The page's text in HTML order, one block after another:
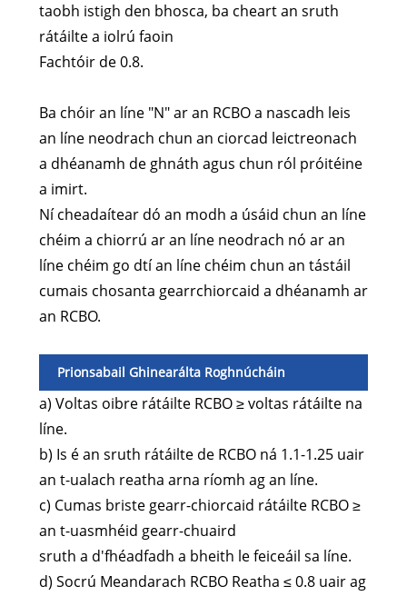
taobh istigh den bhosca, ba cheart an sruth
rátáilte a iolrú faoin
Fachtóir de 0.8.
Ba chóir an líne "N" ar an RCBO a nascadh leis
an líne neodrach chun an ciorcad leictreonach
a dhéanamh de ghnáth agus chun ról próitéine
a imirt.
Ní cheadaítear dó an modh a úsáid chun an líne
chéim a chiorrú ar an líne neodrach nó ar an
líne chéim go dtí an líne chéim chun an tástáil
cumais chosanta gearrchiorcaid a dhéanamh ar
an RCBO.
Prionsabail Ghinearálta Roghnúcháin
a) Voltas oibre rátáilte RCBO ≥ voltas rátáilte na
líne.
b) Is é an sruth rátáilte de RCBO ná 1.1-1.25 uair
an t-ualach reatha arna ríomh ag an líne.
c) Cumas briste gearr-chiorcaid rátáilte RCBO ≥
an t-uasmhéid gearr-chuaird
sruth a d'fhéadfadh a bheith le feiceáil sa líne.
d) Socrú Meandarach RCBO Reatha ≤ 0.8 uair ag